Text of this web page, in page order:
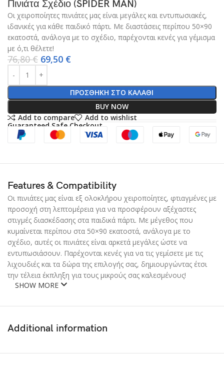
Πινιάτα Σχέδιο (SPIDER MAN)
Οι χειροποίητες πινιάτες μας είναι μεγάλες και εντυπωσιακές,
ιδανικές για κάθε παιδικό πάρτι. Με διαστάσεις περίπου 50×90
εκατοστά, ανάλογα με το σχέδιο, παρέχονται κενές για γέμισμα
με ό,τι θέλετε!
76,80€ 69,50 €
ΠΡΟΣΘΉΚΗ ΣΤΟ ΚΑΛΆΘΙ
BUY NOW
Add to compare
Add to wishlist
Guaranteed Safe Checkout
Features & Compatibility
Οι πινιάτες μας είναι εξ ολοκλήρου χειροποίητες, φτιαγμένες με
προσοχή στη λεπτομέρεια για να προσφέρουν αξέχαστες
στιγμές διασκέδασης στα παιδικά πάρτι. Με μέγεθος που
κυμαίνεται περίπου στα 50×90 εκατοστά, ανάλογα με το
σχέδιο, αυτές οι πινιάτες είναι αρκετά μεγάλες ώστε να
εντυπωσιάσουν. Παρέχονται κενές για να τις γεμίσετε με τις
λιχουδιές και τα δώρα της επιλογής σας, δημιουργώντας έτσι
την τέλεια έκπληξη για τους μικρούς σας καλεσμένους!
SHOW MORE
Additional information